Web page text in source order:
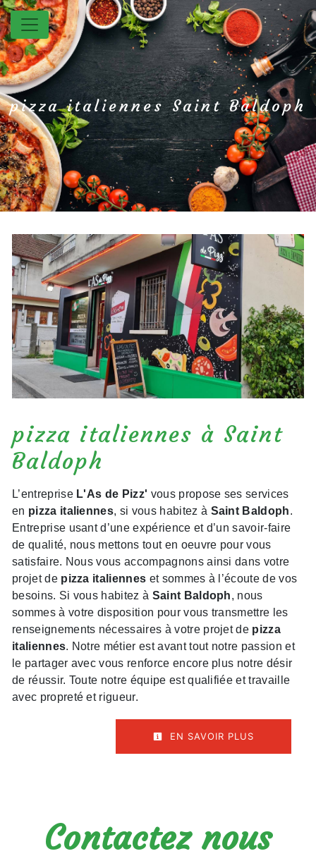
Panneau de gestion des cookies
pizza italiennes Saint Baldoph
pizza italiennes à Saint
Baldoph
L’entreprise L'As de Pizz' vous propose ses services
en pizza italiennes, si vous habitez à Saint Baldoph.
Entreprise usant d’une expérience et d’un savoir-faire
de qualité, nous mettons tout en oeuvre pour vous
satisfaire. Nous vous accompagnons ainsi dans votre
projet de pizza italiennes et sommes à l’écoute de vos
besoins. Si vous habitez à Saint Baldoph, nous
sommes à votre disposition pour vous transmettre les
renseignements nécessaires à votre projet de pizza
italiennes. Notre métier est avant tout notre passion et
le partager avec vous renforce encore plus notre désir
de réussir. Toute notre équipe est qualifiée et travaille
avec propreté et rigueur.
EN SAVOIR PLUS
Contactez nous